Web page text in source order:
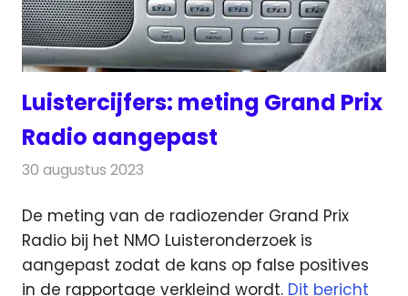
Luistercijfers: meting Grand Prix
Radio aangepast
30 augustus 2023
De meting van de radiozender Grand Prix
Radio bij het NMO Luisteronderzoek is
aangepast zodat de kans op false positives
in de rapportage verkleind wordt. Dit bericht